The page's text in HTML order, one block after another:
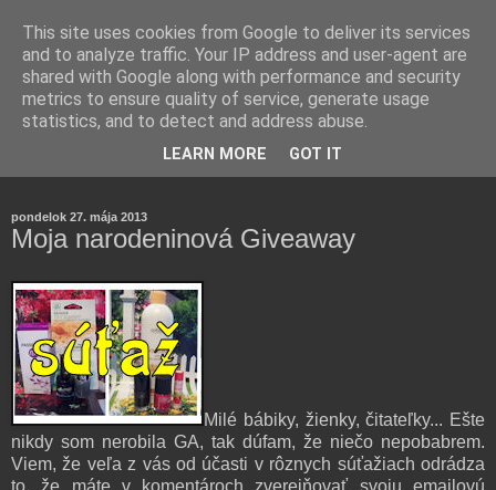
rozoberá témy o zdraví, živote a všetko možné.
pondelok 27. mája 2013
Moja narodeninová Giveaway
Milé bábiky, žienky, čitateľky... Ešte
nikdy som nerobila GA, tak dúfam, že niečo nepobabrem.
Viem, že veľa z vás od účasti v rôznych súťažiach odrádza
to, že máte v komentároch zverejňovať svoju emailovú
This site uses cookies from Google to deliver its services
and to analyze traffic. Your IP address and user-agent are
shared with Google along with performance and security
metrics to ensure quality of service, generate usage
statistics, and to detect and address abuse.
LEARN MORE GOT IT